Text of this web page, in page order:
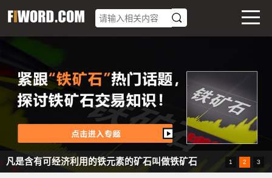
凡是含有可经济利用的铁元素的矿石叫做铁矿石 1 2 3